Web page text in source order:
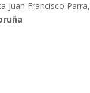
Juan Francisco